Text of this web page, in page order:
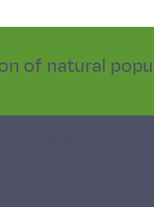
of natural
As a first step,